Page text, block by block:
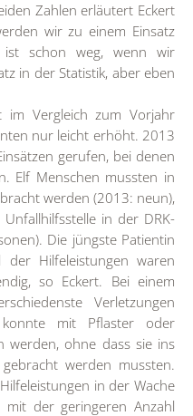
Zahlen erläutert Eckert
wir zu einem Einsatz
schon weg, wenn wir
in der Statistik, aber eben
Vergleich zum Vorjahr
nur leicht erhöht. 2013
gerufen, bei denen
Elf Menschen mussten in
werden (2013: neun),
in der DRK-
Die jüngste Patientin
Hilfeleistungen waren
so Eckert. Bei einem
Verletzungen
konnte mit Pflaster oder
werden, ohne dass sie ins
werden mussten.
in der Wache
mit der geringeren Anzahl